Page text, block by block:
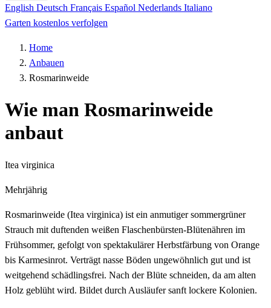
English Deutsch Français Español Nederlands Italiano
Garten kostenlos verfolgen
Home
Anbauen
Rosmarinweide
Wie man Rosmarinweide
anbaut
Itea virginica
Mehrjährig
Rosmarinweide (Itea virginica) ist ein anmutiger sommergrüner
Strauch mit duftenden weißen Flaschenbürsten-Blütenähren im
Frühsommer, gefolgt von spektakulärer Herbstfärbung von Orange
bis Karmesinrot. Verträgt nasse Böden ungewöhnlich gut und ist
weitgehend schädlingsfrei. Nach der Blüte schneiden, da am alten
Holz geblüht wird. Bildet durch Ausläufer sanft lockere Kolonien.